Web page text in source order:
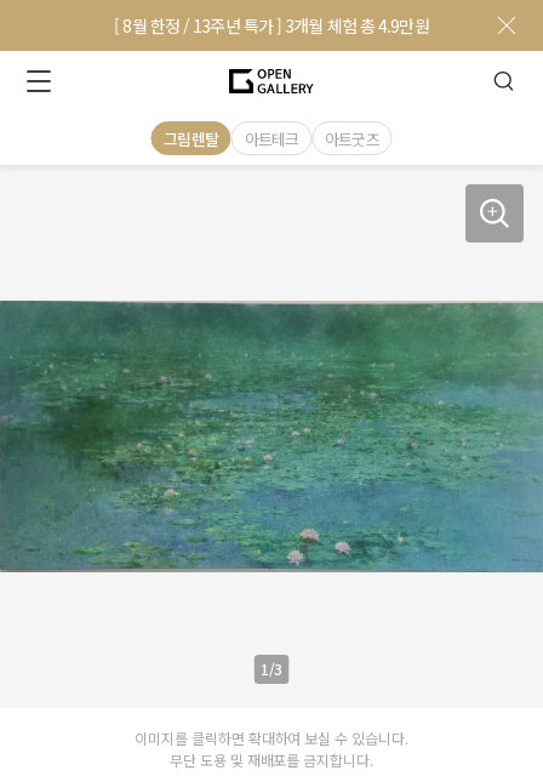
[ 8월 한정 / 13주년 특가 ] 3개월 체험 총 4.9만원
그림렌탈 아트테크 아트굿즈
1/3
이미지를 클릭하면 확대하여 보실 수 있습니다.
무단 도용 및 재배포를 금지합니다.